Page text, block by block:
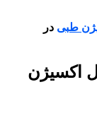
طبی در
اکسیژن